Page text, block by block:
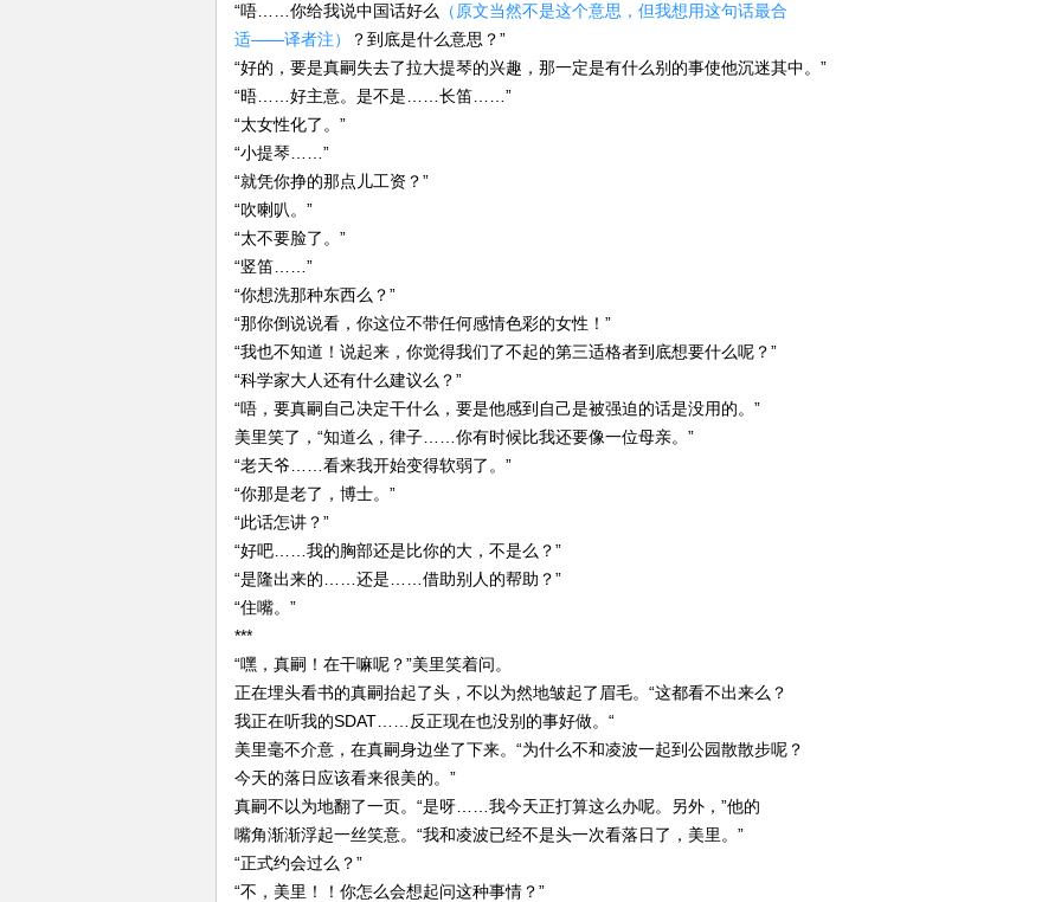
“唔……你给我说中国话好么
（原文当然不是这个意思，但我想用这句话最合
适——译者注）
？到底是什么意思？”
“好的，要是真嗣失去了拉大提琴的兴趣，那一定是有什么别的事使他沉迷其中。”
“晤……好主意。是不是……长笛……”
“太女性化了。”
“小提琴……”
“就凭你挣的那点儿工资？”
“吹喇叭。”
“太不要脸了。”
“竖笛……”
“你想洗那种东西么？”
“那你倒说说看，你这位不带任何感情色彩的女性！”
“我也不知道！说起来，你觉得我们了不起的第三适格者到底想要什么呢？”
“科学家大人还有什么建议么？”
“唔，要真嗣自己决定干什么，要是他感到自己是被强迫的话是没用的。”
美里笑了，“知道么，律子……你有时候比我还要像一位母亲。”
“老天爷……看来我开始变得软弱了。”
“你那是老了，博士。”
“此话怎讲？”
“好吧……我的胸部还是比你的大，不是么？”
“是隆出来的……还是……借助别人的帮助？”
“住嘴。”
***
“嘿，真嗣！在干嘛呢？”美里笑着问。
正在埋头看书的真嗣抬起了头，不以为然地皱起了眉毛。“这都看不出来么？
我正在听我的SDAT……反正现在也没别的事好做。“
美里毫不介意，在真嗣身边坐了下来。“为什么不和凌波一起到公园散散步呢？
今天的落日应该看来很美的。”
真嗣不以为地翻了一页。“是呀……我今天正打算这么办呢。另外，”他的
嘴角渐渐浮起一丝笑意。“我和凌波已经不是头一次看落日了，美里。”
“正式约会过么？”
“不，美里！！你怎么会想起问这种事情？”